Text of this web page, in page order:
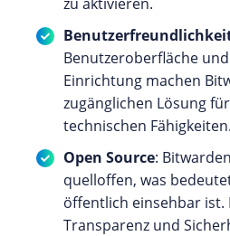
Benutzeroberfläche
Einrichtung machen
zugänglichen Lösung
technischen Fähigkeiten.
Open Source:
quelloffen, was
öffentlich einsehbar ist.
Transparenz und